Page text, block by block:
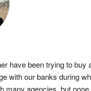
have been trying to buy
with our banks during
many agencies, but